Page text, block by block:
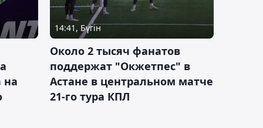
на
14:41, Бүгін
Около 2 тысяч фанатов
поддержат "Окжетпес" в
Астане в центральном матче
21-го тура КПЛ